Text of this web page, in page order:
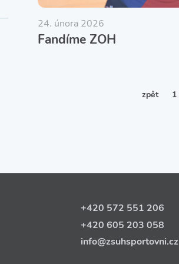
24. února 2026
Fandíme ZOH
zpět 1
+420 572 551 206
+420 605 203 058
info@zsuhsportovni.cz